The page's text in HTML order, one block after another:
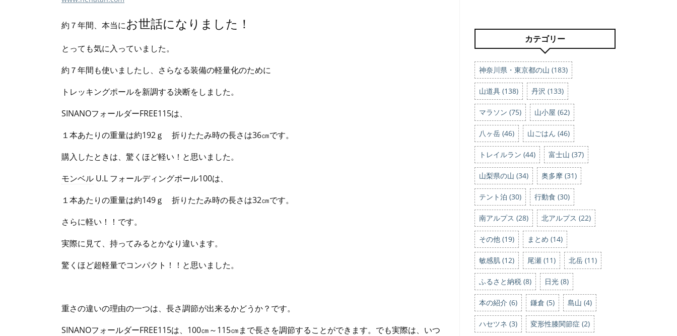
約７年間、本当にお世話になりました！
とっても気に入っていました。
約７年間も使いましたし、さらなる装備の軽量化のために
トレッキングポールを新調する決断をしました。
SINANOフォールダーFREE115は、
１本あたりの重量は約192ｇ 折りたたみ時の長さは36㎝です。
購入したときは、驚くほど軽い！と思いました。
モンベル U.L フォールディングポール100は、
１本あたりの重量は約149ｇ 折りたたみ時の長さは32㎝です。
さらに軽い！！です。
実際に見て、持ってみるとかなり違います。
驚くほど超軽量でコンパクト！！と思いました。
重さの違いの理由の一つは、長さ調節が出来るかどうか？です。
SINANOフォールダーFREE115は、100㎝～115㎝まで長さを調節することができます。でも実際は、いつ
カテゴリー
神奈川県・東京都の山 (183)
山道具 (138) 丹沢 (133)
マラソン (75) 山小屋 (62)
八ヶ岳 (46) 山ごはん (46)
トレイルラン (44) 富士山 (37)
山梨県の山 (34) 奥多摩 (31)
テント泊 (30) 行動食 (30)
南アルプス (28) 北アルプス (22)
その他 (19) まとめ (14)
敏感肌 (12) 尾瀬 (11) 北岳 (11)
ふるさと納税 (8) 日光 (8)
本の紹介 (6) 鎌倉 (5) 島山 (4)
ハセツネ (3) 変形性膝関節症 (2)